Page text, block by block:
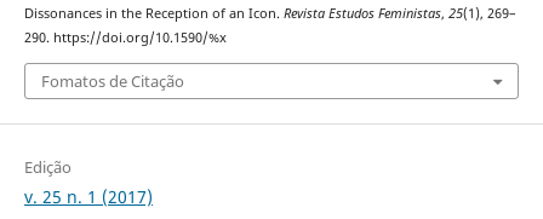
Dissonances in the Reception of an Icon. Revista Estudos Feministas, 25(1), 269–
290. https://doi.org/10.1590/%x
Fomatos de Citação
Edição
v. 25 n. 1 (2017)